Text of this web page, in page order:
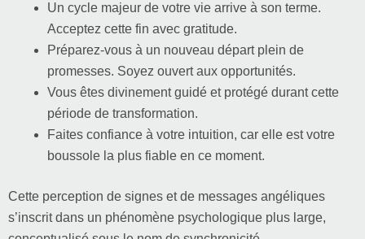
Un cycle majeur de votre vie arrive à son terme.
Acceptez cette fin avec gratitude.
Préparez-vous à un nouveau départ plein de
promesses. Soyez ouvert aux opportunités.
Vous êtes divinement guidé et protégé durant cette
période de transformation.
Faites confiance à votre intuition, car elle est votre
boussole la plus fiable en ce moment.
Cette perception de signes et de messages angéliques
s’inscrit dans un phénomène psychologique plus large,